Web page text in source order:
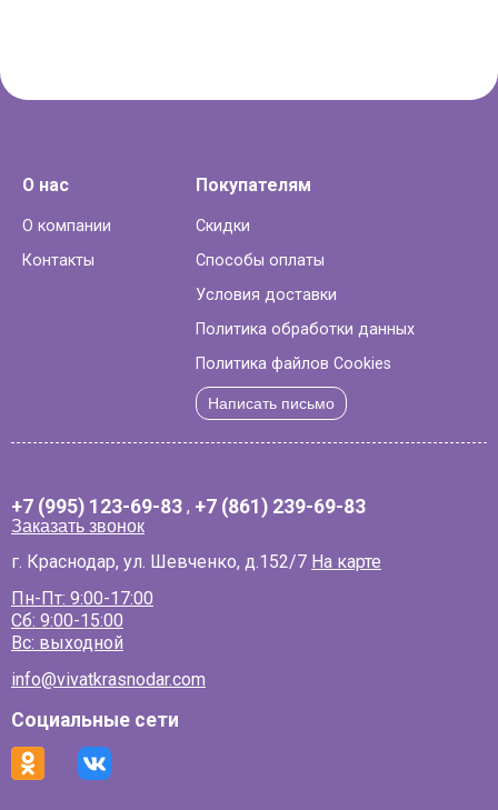
О нас
О компании
Контакты
Покупателям
Скидки
Способы оплаты
Условия доставки
Политика обработки данных
Политика файлов Cookies
Написать письмо
+7 (995) 123-69-83 , +7 (861) 239-69-83
Заказать звонок
г. Краснодар, ул. Шевченко, д.152/7 На карте
Пн-Пт: 9:00-17:00
Сб: 9:00-15:00
Вс: выходной
info@vivatkrasnodar.com
Социальные сети